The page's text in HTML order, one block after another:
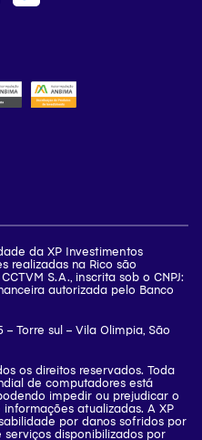
da XP Investimentos
realizadas na Rico são
S.A., inscrita sob o CNPJ:
autorizada pelo Banco
Torre sul – Vila Olimpia, São
os direitos reservados. Toda
de computadores está
impedir ou prejudicar o
atualizadas. A XP
por danos sofridos por
serviços disponibilizados por